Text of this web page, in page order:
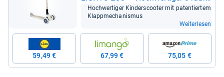
ger Tret­rol­ler
Hoch­wer­ti­ger Kin­ders­coo­ter mit paten­tier­tem
Klapp­me­cha­nis­mus
Weiterlesen
59,49 € 67,99 € 75,05 €